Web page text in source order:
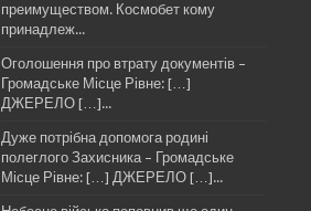
преимуществом. Космобет кому
принадлеж...
Оголошення про втрату документів –
Громадське Місце Рівне: […]
ДЖЕРЕЛО […]...
Дуже потрібна допомога родині
полеглого Захисника – Громадське
Місце Рівне: […] ДЖЕРЕЛО […]...